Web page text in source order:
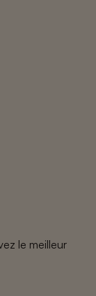
le meilleur